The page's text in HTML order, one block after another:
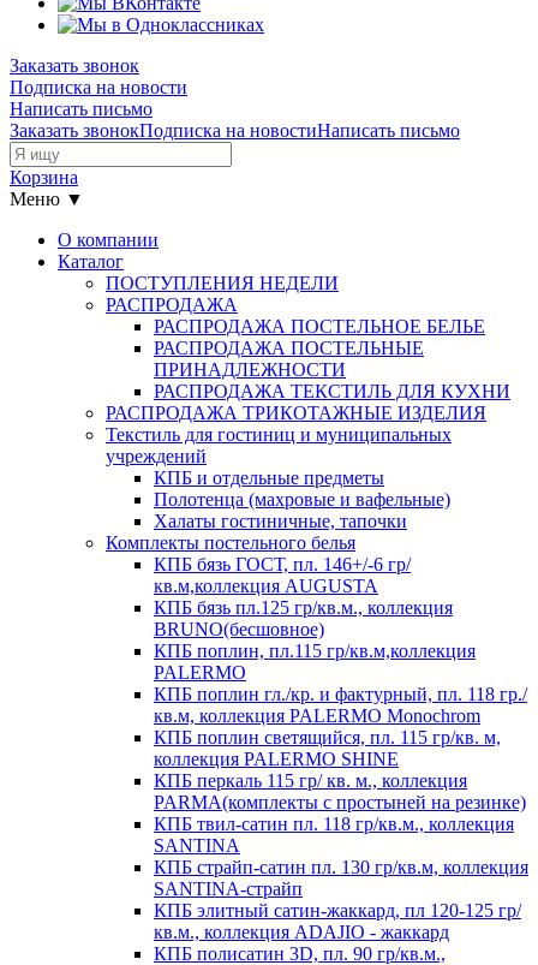
Заказать звонок
Подписка на новости
Написать письмо
Заказать звонокПодписка на новостиНаписать письмо
Корзина
Меню ▼
О компании
Каталог
ПОСТУПЛЕНИЯ НЕДЕЛИ
РАСПРОДАЖА
РАСПРОДАЖА ПОСТЕЛЬНОЕ БЕЛЬЕ
РАСПРОДАЖА ПОСТЕЛЬНЫЕ
ПРИНАДЛЕЖНОСТИ
РАСПРОДАЖА ТЕКСТИЛЬ ДЛЯ КУХНИ
РАСПРОДАЖА ТРИКОТАЖНЫЕ ИЗДЕЛИЯ
Текстиль для гостиниц и муниципальных
учреждений
КПБ и отдельные предметы
Полотенца (махровые и вафельные)
Халаты гостиничные, тапочки
Комплекты постельного белья
КПБ бязь ГОСТ, пл. 146+/-6 гр/
кв.м,коллекция AUGUSTA
КПБ бязь пл.125 гр/кв.м., коллекция
BRUNO(бесшовное)
КПБ поплин, пл.115 гр/кв.м,коллекция
PALERMO
КПБ поплин гл./кр. и фактурный, пл. 118 гр./
кв.м, коллекция PALERMO Monochrom
КПБ поплин светящийся, пл. 115 гр/кв. м,
коллекция PALERMO SHINE
КПБ перкаль 115 гр/ кв. м., коллекция
PARMA(комплекты с простыней на резинке)
КПБ твил-сатин пл. 118 гр/кв.м., коллекция
SANTINA
КПБ страйп-сатин пл. 130 гр/кв.м, коллекция
SANTINA-страйп
КПБ элитный сатин-жаккард, пл 120-125 гр/
кв.м., коллекция ADAJIO - жаккард
КПБ полисатин 3D, пл. 90 гр/кв.м.,